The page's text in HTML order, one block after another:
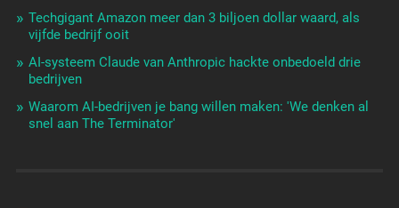
Techgigant Amazon meer dan 3 biljoen dollar waard, als
vijfde bedrijf ooit
AI-systeem Claude van Anthropic hackte onbedoeld drie
bedrijven
Waarom AI-bedrijven je bang willen maken: 'We denken al
snel aan The Terminator'